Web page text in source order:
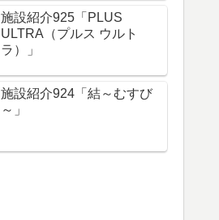
施設紹介925「PLUS
ULTRA（プルス ウルト
ラ）」
施設紹介924「結～むすび
～」